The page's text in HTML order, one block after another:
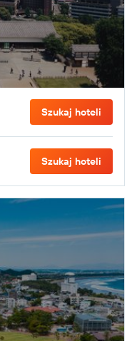
Szukaj hoteli
Szukaj hoteli